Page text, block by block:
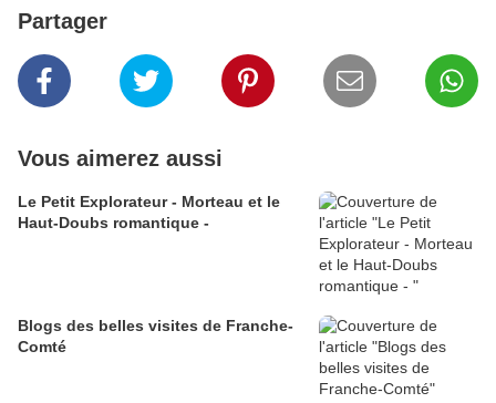
Partager
Vous aimerez aussi
Le Petit Explorateur - Morteau et le
Haut-Doubs romantique -
Blogs des belles visites de Franche-
Comté